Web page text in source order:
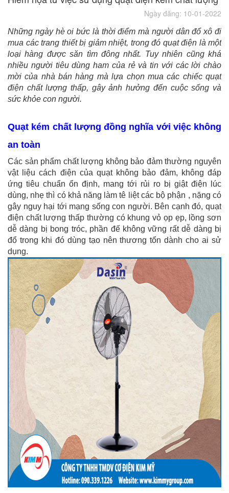
Ngày đăng: 10-01-2022
Những ngày hè oi bức là thời điểm mà người dân đổ xô đi
mua các trang thiết bị giảm nhiệt, trong đó quạt điện là một
loại hàng được săn tìm đông nhất. Tuy nhiên cũng khá
nhiều người tiêu dùng ham của rẻ và tin với các lời chào
mời của nhà bán hàng mà lựa chọn mua các chiếc quạt
điện chất lượng thấp, gây ảnh hưởng đến cuộc sống và
sức khỏe con người.
Quạt kém chất lượng đồng nghĩa với việc không
an toàn
Các sản phẩm chất lượng không bảo đảm thường nguyên
vật liệu cách điện của quạt không bảo đảm, không đáp
ứng tiêu chuẩn ổn định, mang tới rủi ro bị giật điện lúc
dùng, nhẹ thì có khả năng làm tê liệt các bộ phận , nặng có
gây nguy hại tới mạng sống con người. Bên cạnh đó, quạt
điện chất lượng thấp thường có khung vỏ ọp ẹp, lồng sơn
dễ dàng bị bong tróc, phần đế không vững rất dễ dàng bị
đổ trong khi đó dùng tạo nên thương tổn dành cho ai sử
dụng.